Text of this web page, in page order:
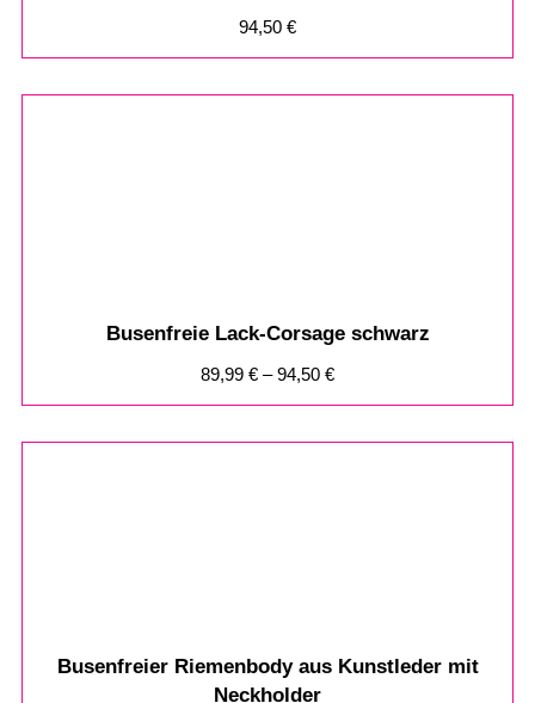
94,50 €
Busenfreie Lack-Corsage schwarz
89,99 € –94,50 €
Busenfreier Riemenbody aus Kunstleder mit
Neckholder